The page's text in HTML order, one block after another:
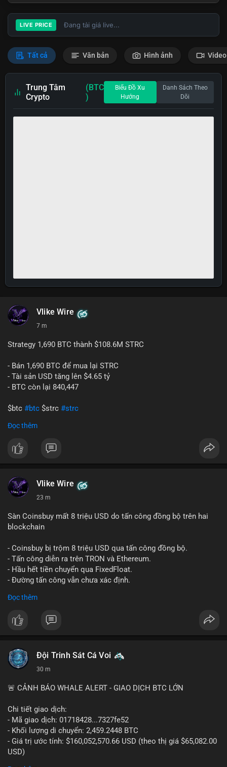
LIVE PRICE Đang tải giá live...
Tất cả Văn bản Hình ảnh Video
Trung Tâm
Crypto
(BTC
)
Biểu Đồ Xu
Hướng
Danh Sách Theo
Dõi
Vlike Wire
7 m
Strategy 1,690 BTC thành $108.6M STRC
- Bán 1,690 BTC để mua lại STRC
- Tài sản USD tăng lên $4.65 tỷ
- BTC còn lại 840,447
$btc #btc $strc #strc
#vlikevn
📰 Nguồn: Cointelegraph
Đọc thêm
Vlike Wire
23 m
Sàn Coinsbuy mất 8 triệu USD do tấn công đồng bộ trên hai
blockchain
- Coinsbuy bị trộm 8 triệu USD qua tấn công đồng bộ.
- Tấn công diễn ra trên TRON và Ethereum.
- Hầu hết tiền chuyển qua FixedFloat.
- Đường tấn công vẫn chưa xác định.
#binancesquare
$trx $eth
📰 Nguồn: CoinDesk
Đọc thêm
Đội Trinh Sát Cá Voi
30 m
🚨 CẢNH BÁO WHALE ALERT - GIAO DỊCH BTC LỚN
Chi tiết giao dịch:
- Mã giao dịch: 01718428...7327fe52
- Khối lượng di chuyển: 2,459.2448 BTC
- Giá trị ước tính: $160,052,570.66 USD (theo thị giá $65,082.00
USD)